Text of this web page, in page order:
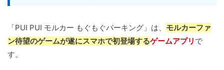
「PUI PUI モルカー もぐもぐパーキング」は、 モルカーファ
ン待望のゲームが遂にスマホで初登場するゲームアプリ で
す。